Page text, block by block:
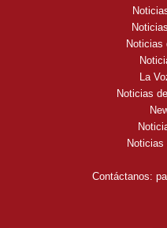
Noticias
La
Noticias
Contáctanos: